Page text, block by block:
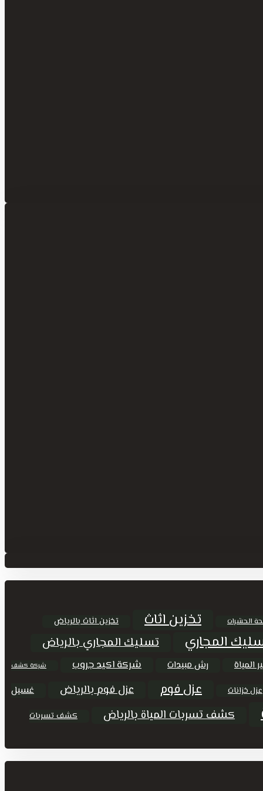
الحشرات تخزين اثاث تخزين اثاث بالرياض
المجاري تسليك المجاري بالرياض
المياة رش مبيدات شركة اكيد جروب شركة كشف
عزل خزانات عزل فوم عزل فوم بالرياض
غسيل
كشف تسربات المياة بالرياض
كشف تسربات